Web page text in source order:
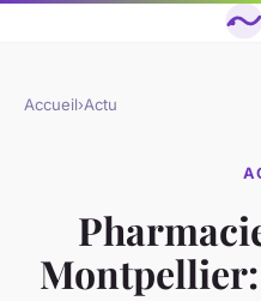
Accueil›Actu